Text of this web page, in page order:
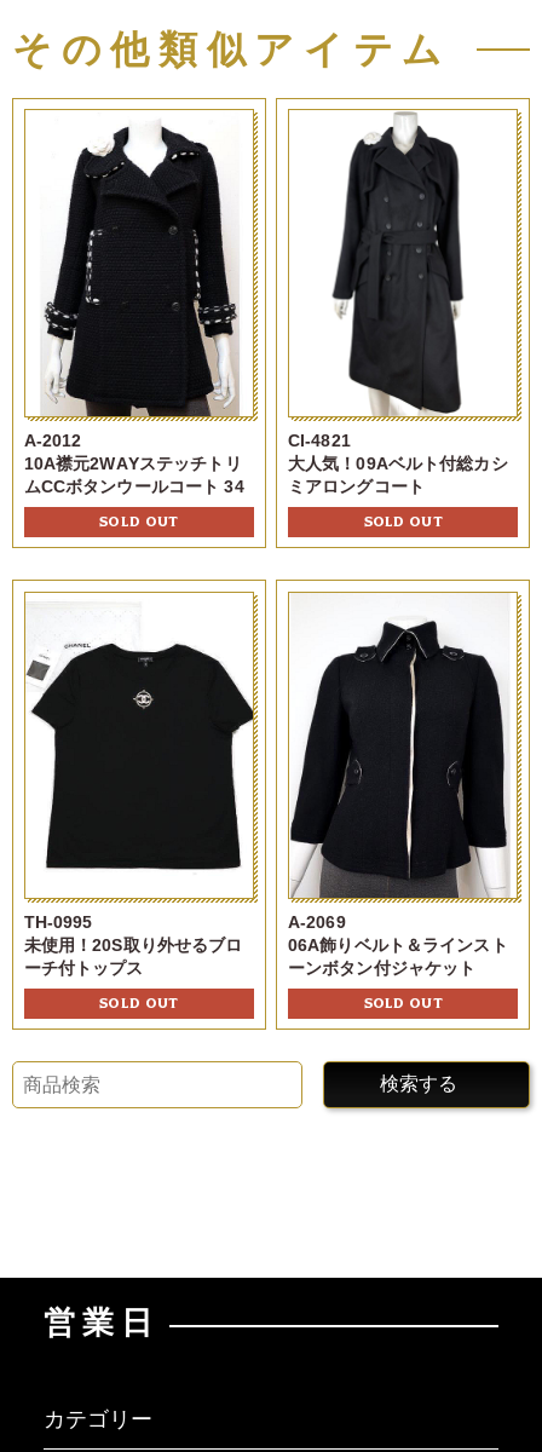
その他類似アイテム
A-2012
10A襟元2WAYステッチトリ
ムCCボタンウールコート 34
SOLD OUT
CI-4821
大人気！09Aベルト付総カシ
ミアロングコート
SOLD OUT
TH-0995
未使用！20S取り外せるブロ
ーチ付トップス
SOLD OUT
A-2069
06A飾りベルト＆ラインスト
ーンボタン付ジャケット
SOLD OUT
検索する
営業日
カテゴリー